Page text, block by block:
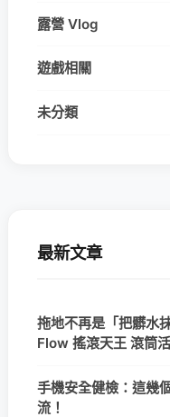
露營 Vlog
遊戲相關
未分類
最新文章
拖地不再是「把髒水
Flow 搖滾天王 滾筒
手機安全健檢：這幾
流！